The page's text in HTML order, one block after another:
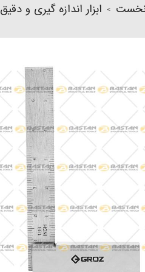
> ابزار اندازه گیری و دقیق